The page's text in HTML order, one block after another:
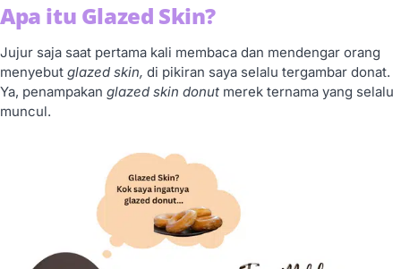
Apa itu Glazed Skin?
Jujur saja saat pertama kali membaca dan mendengar orang
menyebut glazed skin, di pikiran saya selalu tergambar donat.
Ya, penampakan glazed skin donut merek ternama yang selalu
muncul.